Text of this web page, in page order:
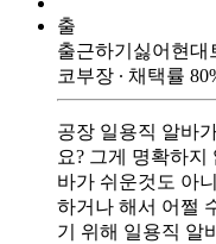
출
출근하기싫어 현대
코부장 ∙ 채택률 80
공장 일용직 알바
요? 그게 명확하
바가 쉬운것도 아
하거나 해서 어쩔
기 위해 일용직 알